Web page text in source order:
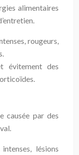
alimentaires
rougeurs,
évitement des
causée par des
lésions